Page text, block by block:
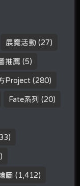
展覽活動 (27)
推薦 (5)
Project (280)
Fate系列 (20)
圖 (1,412)